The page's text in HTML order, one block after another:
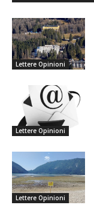
Lettere Opinioni
Lettere Opinioni
Lettere Opinioni